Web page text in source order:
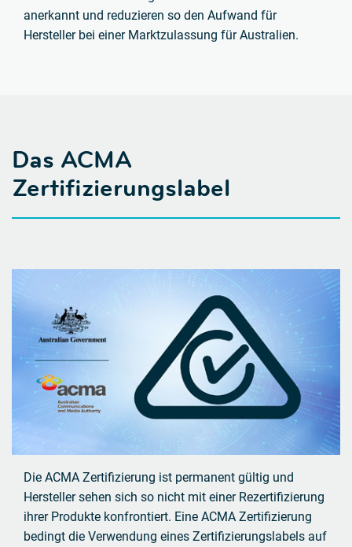
anerkannt und reduzieren so den Aufwand für
Hersteller bei einer Marktzulassung für Australien.
Das ACMA
Zertifizierungslabel
Die ACMA Zertifizierung ist permanent gültig und
Hersteller sehen sich so nicht mit einer Rezertifizierung
ihrer Produkte konfrontiert. Eine ACMA Zertifizierung
bedingt die Verwendung eines Zertifizierungslabels auf